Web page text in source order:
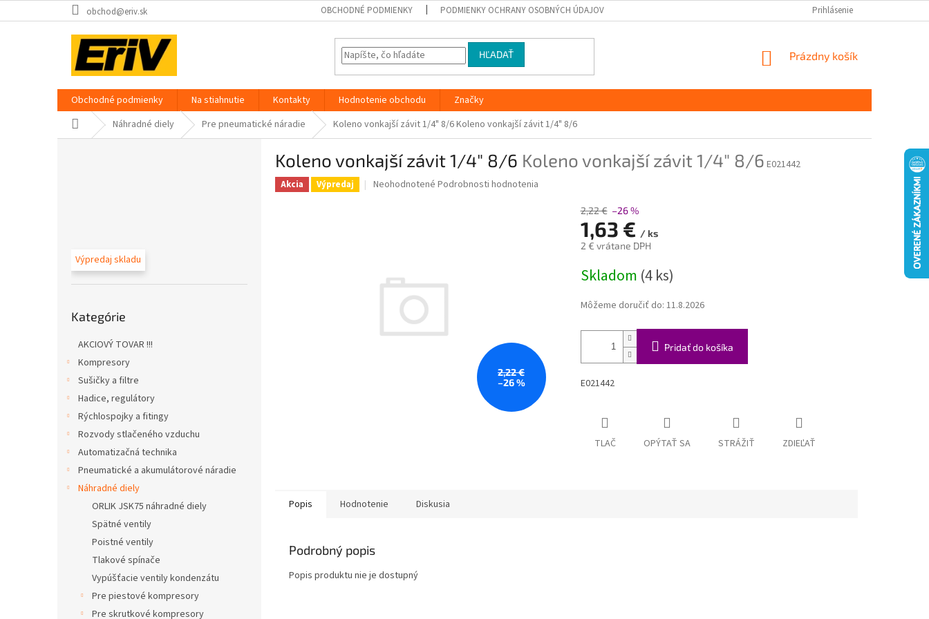
na
obchod@eriv.sk OBCHODNÉ PODMIENKY PODMIENKY OCHRANY OSOBNÝCH ÚDAJOV Prihlásenie
HĽADAŤ
NÁKUPNÝ
Prázdny košík
Obchodné podmienky Na stiahnutie Kontakty Hodnotenie obchodu
Značky
DomovNáhradné diely Pre pneumatické náradie Koleno vonkajší závit 1/4" 8/6Koleno vonkajší závit 1/4" 8/6
Výpredaj skladu
kategórie
Kategórie
AKCIOVÝ TOVAR !!!
Kompresory
Sušičky a filtre
Hadice, regulátory
Rýchlospojky a fitingy
Rozvody stlačeného vzduchu
Automatizačná technika
Pneumatické a akumulátorové náradie
Náhradné diely
ORLIK JSK75 náhradné diely
Spätné ventily
Poistné ventily
Tlakové spínače
Vypúšťacie ventily kondenzátu
Pre piestové kompresory
Pre skrutkové kompresory
Koleno vonkajší závit 1/4" 8/6 Koleno vonkajší závit 1/4" 8/6 E021442
Akcia Výpredaj
Priemerné
hviezdičiek.
Neohodnotené Podrobnosti hodnotenia
2,22 €
–26 %
2,22 € –26 %
1,63 € / ks
2 € vrátane DPH
cena:
Skladom (4 ks)
Môžeme doručiť do: 11.8.2026
Pridať do košíka
E021442
TLAČ OPÝTAŤ SA STRÁŽIŤ ZDIEĽAŤ
Popis Hodnotenie Diskusia
Podrobný popis
Popis produktu nie je dostupný